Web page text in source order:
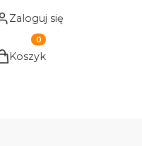
Zaloguj się
Produkty w koszyku: 0.
Koszyk